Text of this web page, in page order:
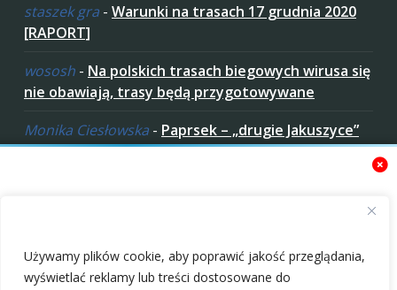
Używamy plików cookie, aby poprawić jakość przeglądania,
wyświetlać reklamy lub treści dostosowane do
staszek gra - Warunki na trasach 17 grudnia 2020
[RAPORT]
wososh - Na polskich trasach biegowych wirusa się
nie obawiają, trasy będą przygotowywane
Monika Ciesłowska - Paprsek – „drugie Jakuszyce”
w „czeskich Bieszczadach”